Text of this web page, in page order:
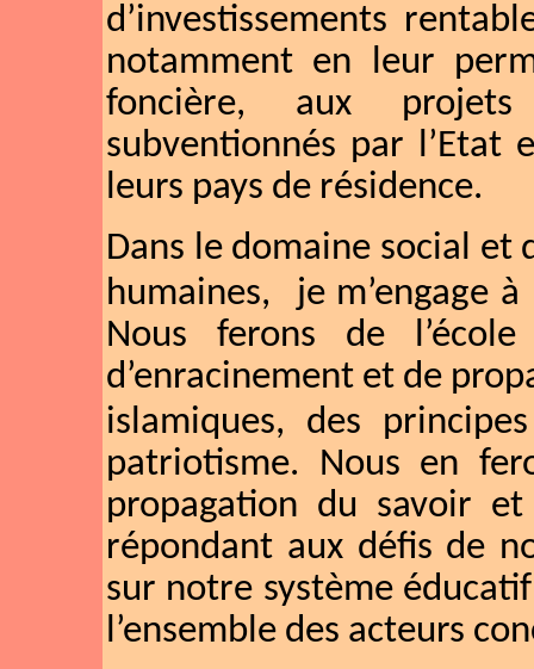
d’investissements
notamment en leur
foncière, aux
subventionnés par l’Etat
leurs pays de résidence.
Dans le domaine social et
humaines,
je m’engage
Nous ferons de
d’enracinement et de
islamiques, des
patriotisme. Nous en
propagation du savoir
répondant aux défis de
sur notre système
l’ensemble des acteurs